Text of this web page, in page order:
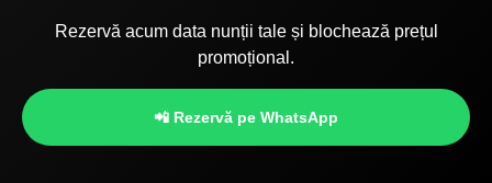
Rezervă acum data nunții tale și blochează prețul
promoțional.
📲 Rezervă pe WhatsApp